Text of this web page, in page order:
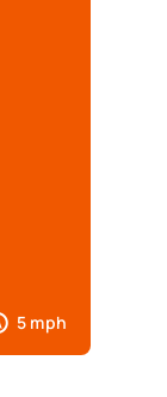
5 mph